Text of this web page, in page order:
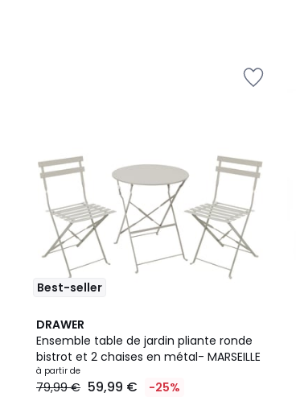
Best-seller
DRAWER
Ensemble table de jardin pliante ronde
bistrot et 2 chaises en métal- MARSEILLE
à partir de
79,99 € 59,99 € -25%
3
Couleurs